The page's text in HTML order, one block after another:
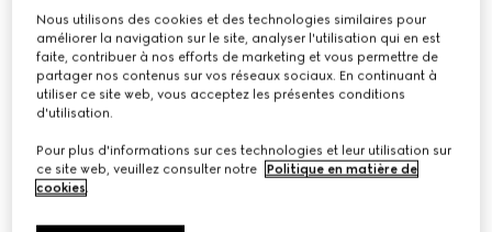
Lunettes de soleil à monture aviateur
CA$755
Nous utilisons des cookies et des technologies similaires pour
améliorer la navigation sur le site, analyser l'utilisation qui en est
faite, contribuer à nos efforts de marketing et vous permettre de
partager nos contenus sur vos réseaux sociaux. En continuant à
utiliser ce site web, vous acceptez les présentes conditions
d'utilisation.
Pour plus d'informations sur ces technologies et leur utilisation sur
ce site web, veuillez consulter notre
Politique en matière de
cookies.